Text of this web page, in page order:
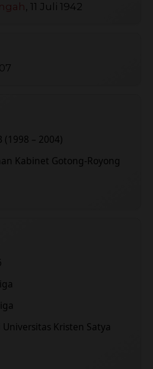
, 11 Juli 1942
(1998 – 2004)
Kabinet Gotong-Royong
Kristen Satya